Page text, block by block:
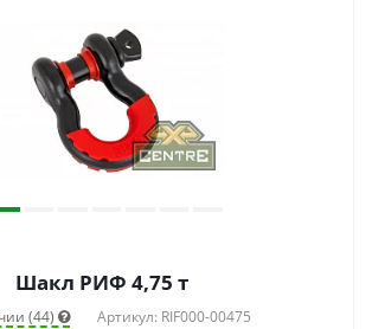
Шакл РИФ 4,75 т
(44) Артикул: RIF000-00475